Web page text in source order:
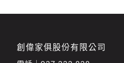
創偉家俱股份有限公司